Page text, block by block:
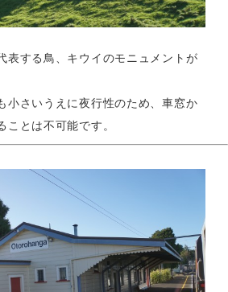
表する鳥、キウイのモニュメントが
小さいうえに夜行性のため、車窓か
ことは不可能です。